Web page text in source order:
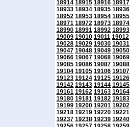
18914 18915 18916 18917
18933 18934 18935 18936
18952 18953 18954 18955
18971 18972 18973 18974
18990 18991 18992 18993
19009 19010 19011 19012
19028 19029 19030 19031
19047 19048 19049 19050
19066 19067 19068 19069
19085 19086 19087 19088
19104 19105 19106 19107
19123 19124 19125 19126
19142 19143 19144 19145
19161 19162 19163 19164
19180 19181 19182 19183
19199 19200 19201 19202
19218 19219 19220 19221
19237 19238 19239 19240